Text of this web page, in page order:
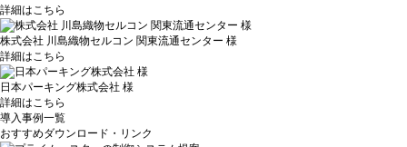
詳細はこちら
株式会社 川島織物セルコン 関東流通センター 様
詳細はこちら
日本パーキング株式会社 様
詳細はこちら
導入事例一覧
おすすめダウンロード・リンク